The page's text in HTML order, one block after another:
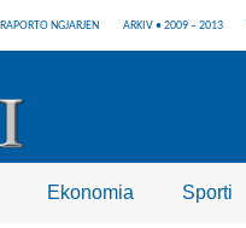
RAPORTO NGJARJEN ARKIV • 2009 – 2013
Ekonomia Sporti